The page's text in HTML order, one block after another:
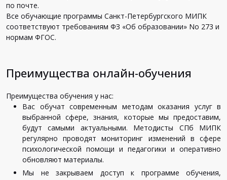
по почте.
Все обучающие программы Санкт-Петербургского МИПК
соответствуют требованиям ФЗ «Об образовании» No 273 и
нормам ФГОС.
Преимущества онлайн-обучения
Преимущества обучения у нас:
Вас обучат современным методам оказания услуг в
выбранной сфере, знания, которые мы предоставим,
будут самыми актуальными. Методисты СПб МИПК
регулярно проводят мониторинг изменений в сфере
психологической помощи и педагогики и оперативно
обновляют материалы.
Мы не закрываем доступ к программе обучения,